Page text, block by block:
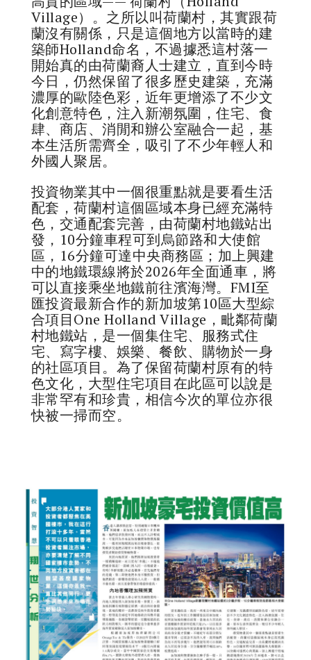
Village）。之所以叫荷蘭村，其實跟荷
蘭沒有關係，只是這個地方以當時的建
築師Holland命名，不過據悉這村落一
開始真的由荷蘭裔人士建立，直到今時
今日，仍然保留了很多歷史建築，充滿
濃厚的歐陸色彩，近年更增添了不少文
化創意特色，注入新潮氛圍，住宅、食
肆、商店、消閒和辦公室融合一起，基
本生活所需齊全，吸引了不少年輕人和
外國人聚居。
投資物業其中一個很重點就是要看生活
配套，荷蘭村這個區域本身已經充滿特
色，交通配套完善，由荷蘭村地鐵站出
發，10分鐘車程可到烏節路和大使館
區，16分鐘可達中央商務區；加上興建
中的地鐵環線將於2026年全面通車，將
可以直接乘坐地鐵前往濱海灣。FMI至
匯投資最新合作的新加坡第10區大型綜
合項目One Holland Village，毗鄰荷蘭
村地鐵站，是一個集住宅、服務式住
宅、寫字樓、娛樂、餐飲、購物於一身
的社區項目。為了保留荷蘭村原有的特
色文化，大型住宅項目在此區可以說是
非常罕有和珍貴，相信今次的單位亦很
快被一掃而空。